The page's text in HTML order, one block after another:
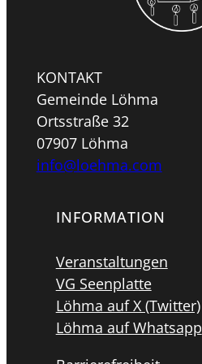
KONTAKT
Gemeinde Löhma
Ortsstraße 32
07907 Löhma
info@loehma.com
INFORMATION
Veranstaltungen
VG Seenplatte
Löhma auf X (Twitter)
Löhma auf Whatsapp